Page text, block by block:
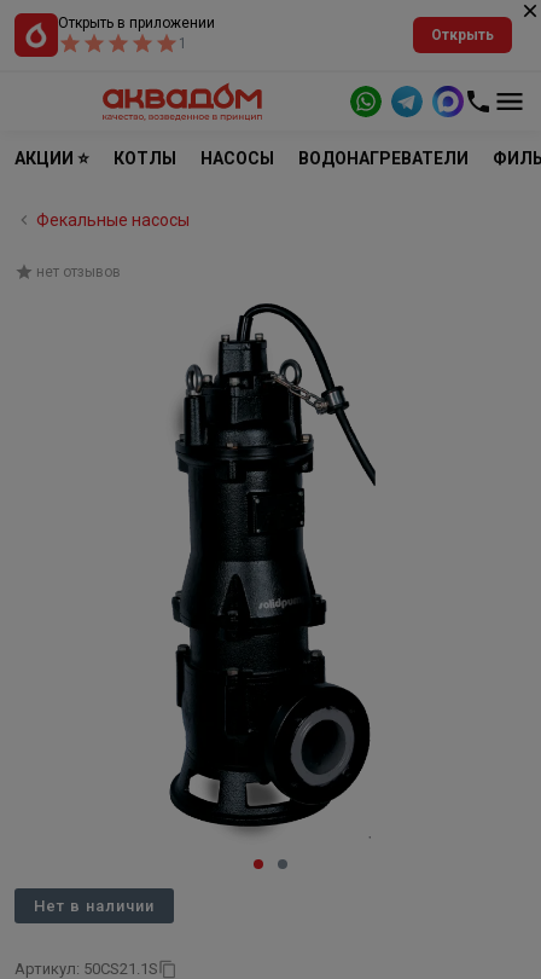
Открыть в приложении
1
Открыть
АКЦИИ ⭐ КОТЛЫ НАСОСЫ ВОДОНАГРЕВАТЕЛИ
Фекальные насосы
нет отзывов
Нет в наличии
Артикул: 50CS21.1S